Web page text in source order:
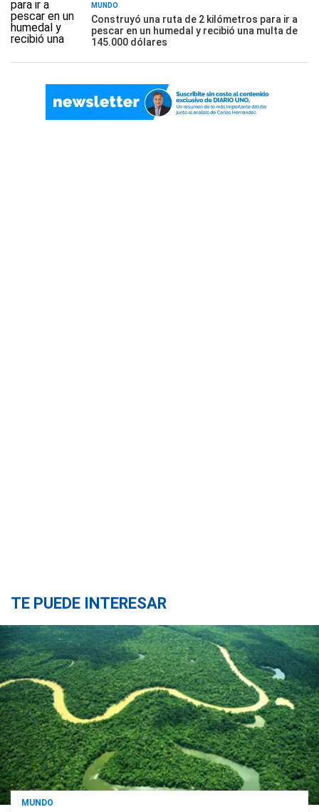
MUNDO
Construyó una ruta de 2 kilómetros para ir a
pescar en un humedal y recibió una multa de
145.000 dólares
TE PUEDE INTERESAR
MUNDO